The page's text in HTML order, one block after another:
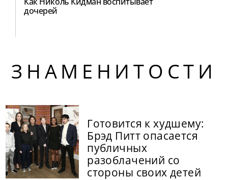
дочерей
ЗНАМЕНИТОСТИ
Готовится к худшему:
Брэд Питт опасается
публичных
разоблачений со
стороны своих детей